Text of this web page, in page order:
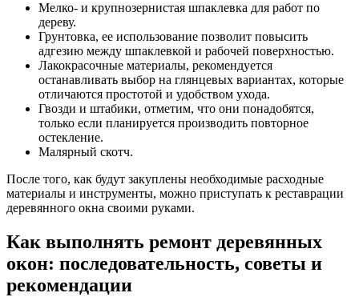
Мелко- и крупнозернистая шпаклевка для работ по
дереву.
Грунтовка, ее использование позволит повысить
адгезию между шпаклевкой и рабочей поверхностью.
Лакокрасочные материалы, рекомендуется
останавливать выбор на глянцевых вариантах, которые
отличаются простотой и удобством ухода.
Гвозди и штабики, отметим, что они понадобятся,
только если планируется производить повторное
остекление.
Малярный скотч.
После того, как будут закуплены необходимые расходные
материалы и инструменты, можно приступать к реставрации
деревянного окна своими руками.
Как выполнять ремонт деревянных
окон: последовательность, советы и
рекомендации